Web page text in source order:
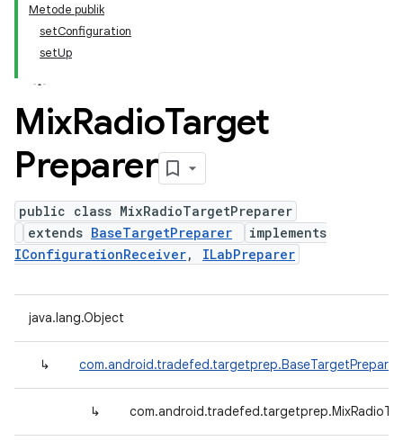
Metode publik
setConfiguration
setUp
MixRadioTarget
Preparer
public class MixRadioTargetPreparer
extends BaseTargetPreparer
implements
IConfigurationReceiver, ILabPreparer
java.lang.Object
↳ com.android.tradefed.targetprep.BaseTargetPreparer
↳